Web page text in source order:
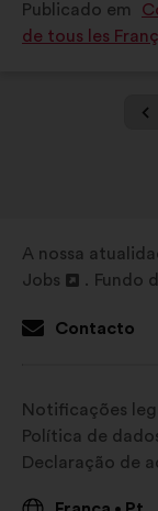
em:
Publicado em
de tous les
A nossa
novo
Jobs
Abertura
num
Fundo
num
Contacto
Notificações
Política de
Declaração de
•